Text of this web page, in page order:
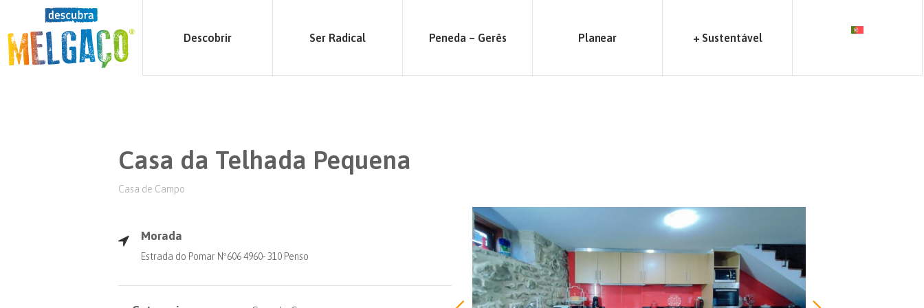
Descobrir Ser Radical Peneda – Gerês Planear + Sustentável
Casa da Telhada Pequena
Casa de Campo
Morada
Estrada do Pomar Nº606 4960- 310 Penso